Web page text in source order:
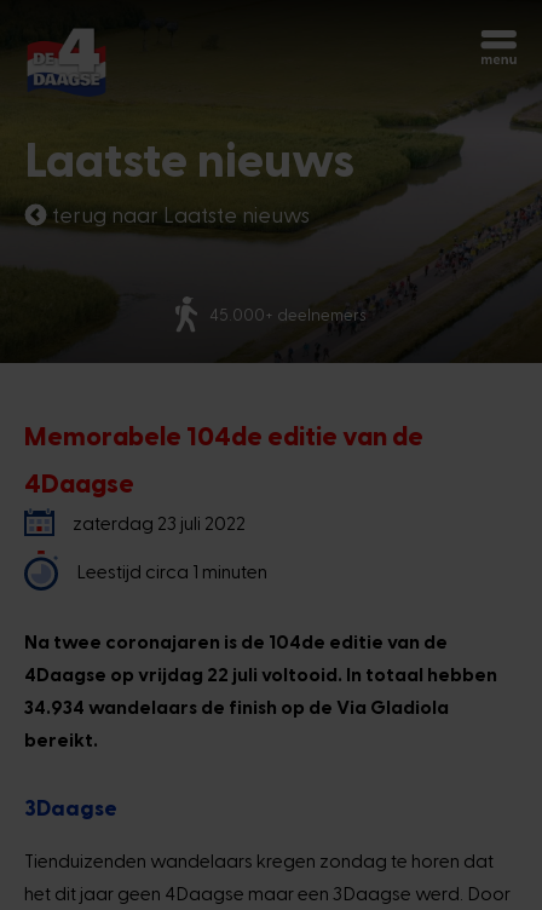
Laatste nieuws
terug naar Laatste nieuws
Meer dan 70 nationaliteiten
Memorabele 104de editie van de
4Daagse
zaterdag 23 juli 2022
Leestijd circa 1 minuten
Na twee coronajaren is de 104de editie van de
4Daagse op vrijdag 22 juli voltooid. In totaal hebben
34.934 wandelaars de finish op de Via Gladiola
bereikt.
3Daagse
Tienduizenden wandelaars kregen zondag te horen dat
het dit jaar geen 4Daagse maar een 3Daagse werd. Door
Begin opnieuw
Stel je vragen 24/7
Vandaag
Hoi, ik ben Miles, de chatbot van de
4Daagse. Waar kan ik je mee helpen?